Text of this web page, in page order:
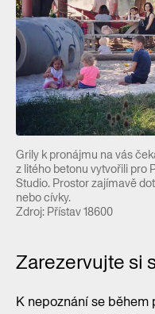
Grily k pronájmu na vás
z litého betonu vytvořili pro
Studio. Prostor zajímavě
nebo cívky.
Zdroj: Přístav 18600
Zarezervujte si
K nepoznání se